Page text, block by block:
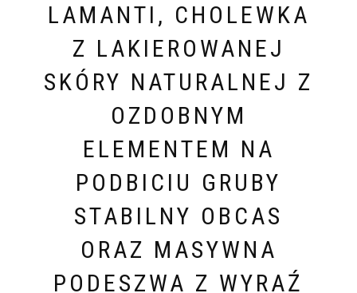
LAMANTI, CHOLEWKA
Z LAKIEROWANEJ
SKÓRY NATURALNEJ Z
OZDOBNYM
ELEMENTEM NA
PODBICIU GRUBY
STABILNY OBCAS
ORAZ MASYWNA
PODESZWA Z WYRAŹ